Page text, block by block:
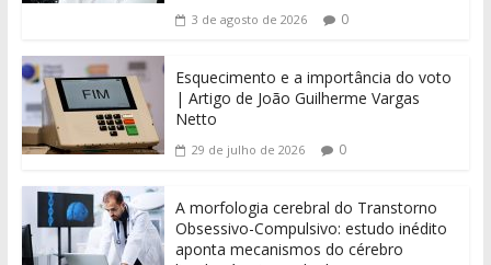
3 de agosto de 2026 0
Esquecimento e a importância do voto
| Artigo de João Guilherme Vargas
Netto
29 de julho de 2026 0
A morfologia cerebral do Transtorno
Obsessivo-Compulsivo: estudo inédito
aponta mecanismos do cérebro